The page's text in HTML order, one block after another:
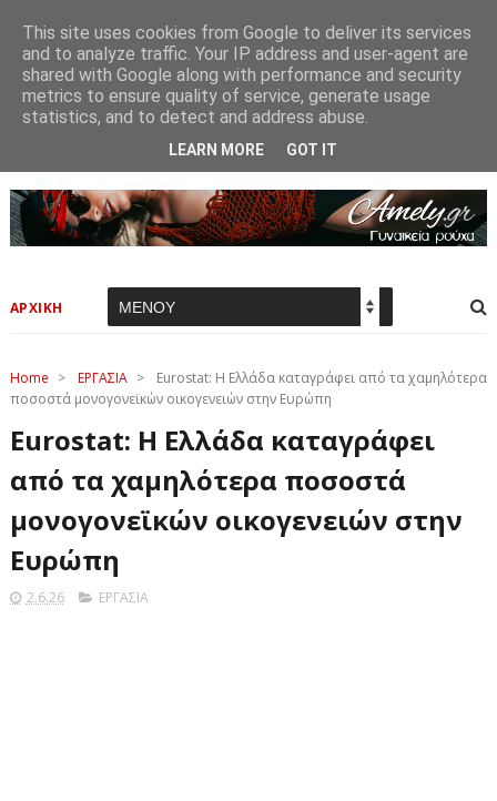
ΑΡΧΙΚΗ
Home > ΕΡΓΑΣΙΑ >
Eurostat: Η Ελλάδα καταγράφει από τα χαμηλότερα
ποσοστά μονογονεϊκών οικογενειών στην Ευρώπη
Eurostat: Η Ελλάδα καταγράφει
από τα χαμηλότερα ποσοστά
μονογονεϊκών οικογενειών στην
Ευρώπη
2.6.26 ΕΡΓΑΣΙΑ
This site uses cookies from Google to deliver its services
and to analyze traffic. Your IP address and user-agent are
shared with Google along with performance and security
metrics to ensure quality of service, generate usage
statistics, and to detect and address abuse.
LEARN MORE GOT IT